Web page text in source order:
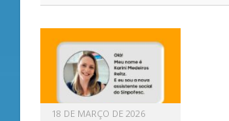
18 DE MARÇO DE 2026